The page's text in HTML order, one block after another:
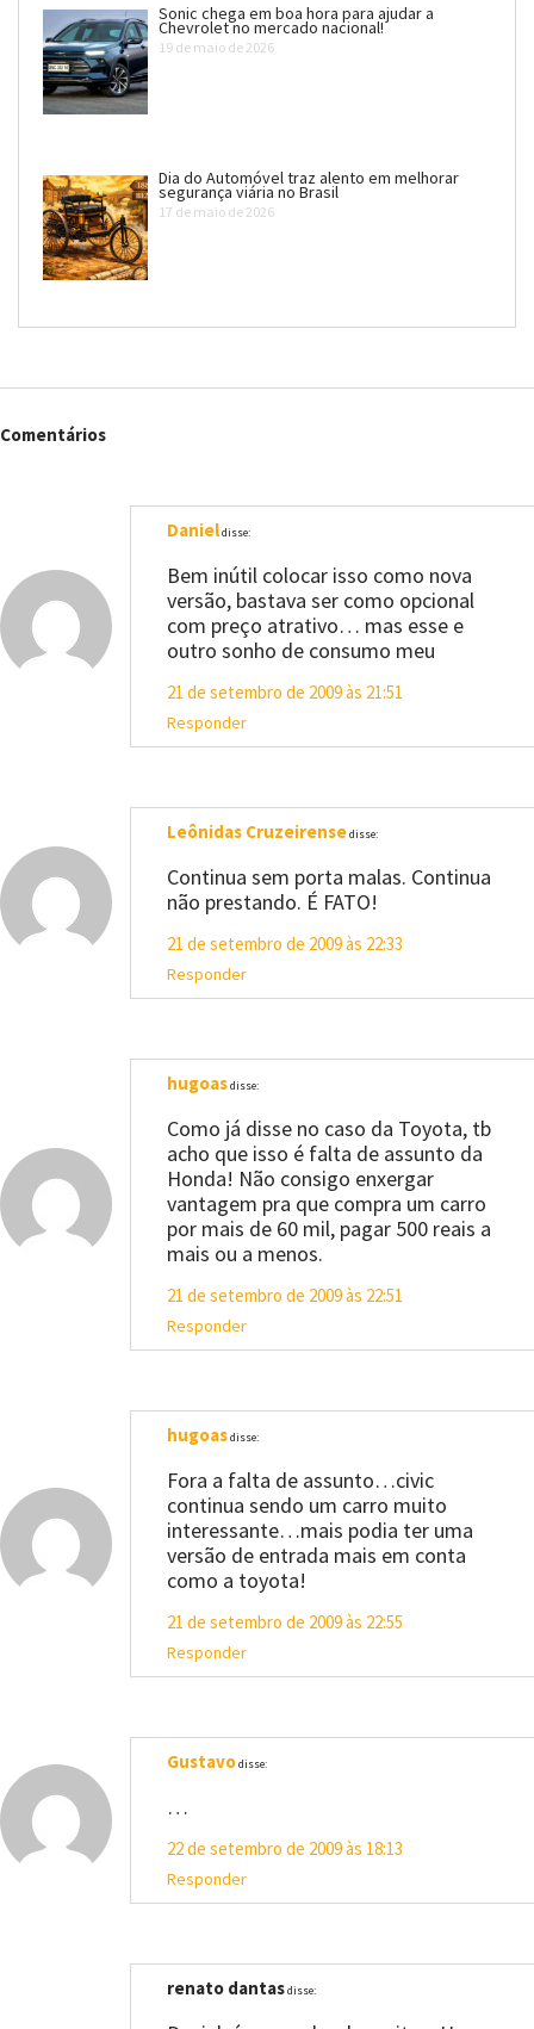
Sonic chega em boa hora para ajudar a
Chevrolet no mercado nacional!
19 de maio de 2026
Dia do Automóvel traz alento em melhorar
segurança viária no Brasil
17 de maio de 2026
Comentários
Danieldisse:
Bem inútil colocar isso como nova
versão, bastava ser como opcional
com preço atrativo… mas esse e
outro sonho de consumo meu
21 de setembro de 2009 às 21:51
Responder
Leônidas Cruzeirensedisse:
Continua sem porta malas. Continua
não prestando. É FATO!
21 de setembro de 2009 às 22:33
Responder
hugoasdisse:
Como já disse no caso da Toyota, tb
acho que isso é falta de assunto da
Honda! Não consigo enxergar
vantagem pra que compra um carro
por mais de 60 mil, pagar 500 reais a
mais ou a menos.
21 de setembro de 2009 às 22:51
Responder
hugoasdisse:
Fora a falta de assunto…civic
continua sendo um carro muito
interessante…mais podia ter uma
versão de entrada mais em conta
como a toyota!
21 de setembro de 2009 às 22:55
Responder
Gustavodisse:
…
22 de setembro de 2009 às 18:13
Responder
renato dantasdisse: